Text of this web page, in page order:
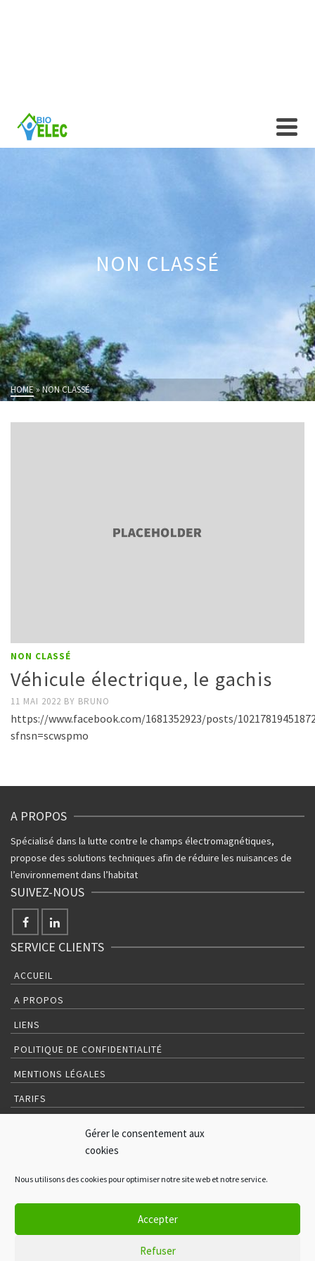
Gérer le consentement aux
cookies
Nous utilisons des cookies pour optimiser notre site web et notre service.
Accepter
Refuser
NON CLASSÉ
HOME»NON CLASSÉ
NON CLASSÉ
Véhicule électrique, le gachis
11 MAI 2022 BY BRUNO
https://www.facebook.com/1681352923/posts/
sfnsn=scwspmo
A PROPOS
Spécialisé dans la lutte contre le champs électromagnétiques,
propose des solutions techniques afin de réduire les nuisances de
l’environnement dans l’habitat
SUIVEZ-NOUS
SERVICE CLIENTS
ACCUEIL
A PROPOS
LIENS
POLITIQUE DE CONFIDENTIALITÉ
MENTIONS LÉGALES
TARIFS